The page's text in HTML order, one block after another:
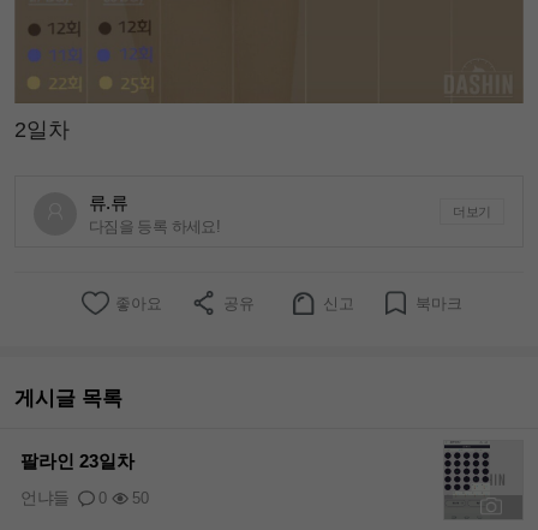
2일차
류.류
다짐을 등록 하세요!
더보기
좋아요 공유 신고 북마크
게시글 목록
팔라인 23일차
0 50
언냐들